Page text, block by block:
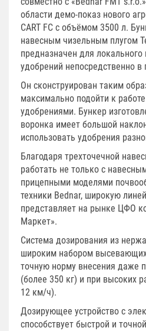
области демо-показ нового
CART FC с объёмом 3500 л.
навесным чизельным плугом
предназначен для
удобрений непосредственно
Он сконструирован таким
максимально подойти к
удобрениями. Бункер
воронка имеет большой
использовать удобрения
Благодаря трехточечной
работать не только с
прицепными моделями
техники Bednar, широкую
представляет на рынке ЦФО
Маркет».
Система дозирования из
широким набором
точную норму внесения даже
(более 350 кг) и при высоких
12 км/ч).
Дозирующее устройство с
способствует быстрой и